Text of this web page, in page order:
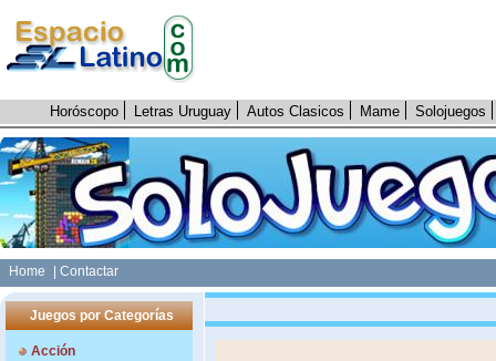
Horóscopo Letras Uruguay Autos Clasicos Mame Solojuegos
Home | Contactar
Juegos por Categorías
Acción